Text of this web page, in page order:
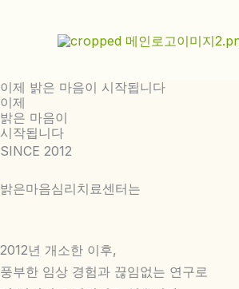
건
너
뛰
기
이제 밝은 마음이 시작됩니다
이제
밝은 마음이
시작됩니다
SINCE 2012
밝은마음심리치료센터는
2012년 개소한 이후,
풍부한 임상 경험과 끊임없는 연구로